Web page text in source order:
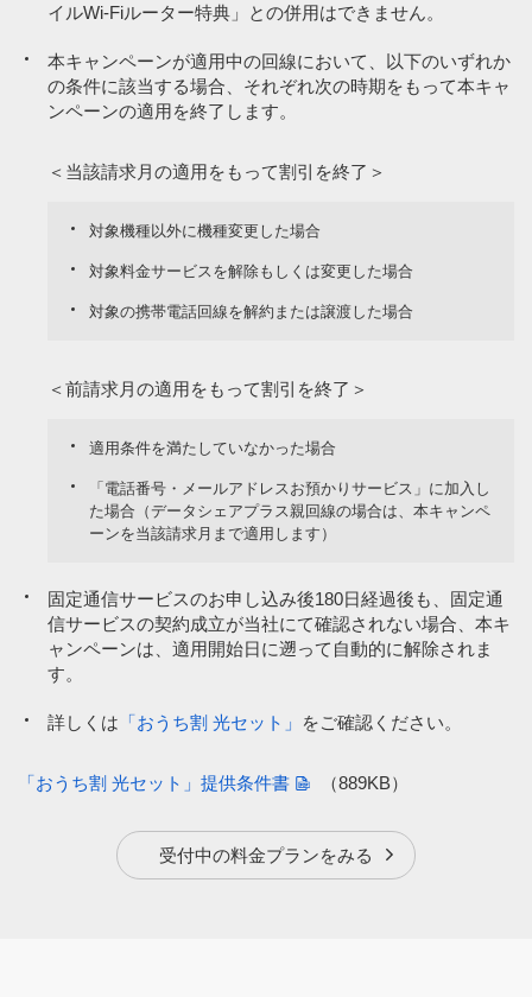
イルWi-Fiルーター特典」との併用はできません。
本キャンペーンが適用中の回線において、以下のいずれか
の条件に該当する場合、それぞれ次の時期をもって本キャ
ンペーンの適用を終了します。
＜当該請求月の適用をもって割引を終了＞
対象機種以外に機種変更した場合
対象料金サービスを解除もしくは変更した場合
対象の携帯電話回線を解約または譲渡した場合
＜前請求月の適用をもって割引を終了＞
適用条件を満たしていなかった場合
「電話番号・メールアドレスお預かりサービス」に加入し
た場合（データシェアプラス親回線の場合は、本キャンペ
ーンを当該請求月まで適用します）
固定通信サービスのお申し込み後180日経過後も、固定通
信サービスの契約成立が当社にて確認されない場合、本キ
ャンペーンは、適用開始日に遡って自動的に解除されま
す。
詳しくは 「おうち割 光セット」 をご確認ください。
「おうち割 光セット」提供条件書 （889KB）
受付中の料金プランをみる